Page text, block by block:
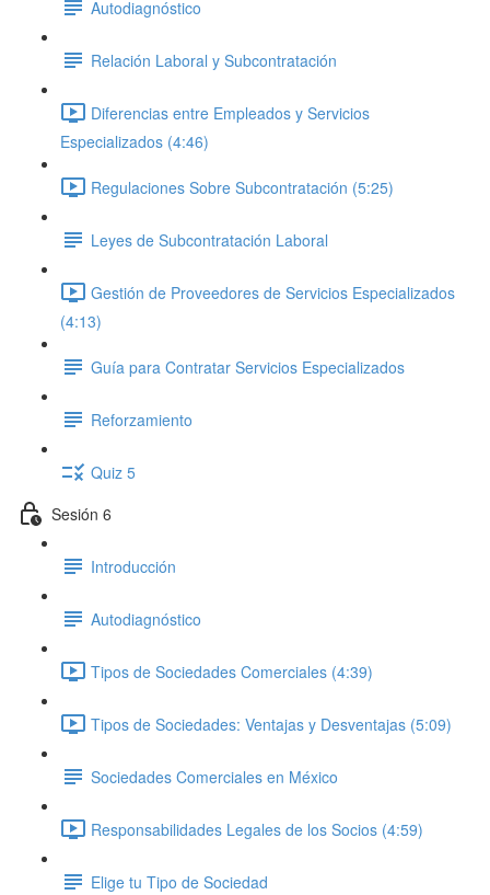
Autodiagnóstico
Relación Laboral y Subcontratación
Diferencias entre Empleados y Servicios
Especializados (4:46)
Regulaciones Sobre Subcontratación (5:25)
Leyes de Subcontratación Laboral
Gestión de Proveedores de Servicios Especializados
(4:13)
Guía para Contratar Servicios Especializados
Reforzamiento
Quiz 5
Sesión 6
Introducción
Autodiagnóstico
Tipos de Sociedades Comerciales (4:39)
Tipos de Sociedades: Ventajas y Desventajas (5:09)
Sociedades Comerciales en México
Responsabilidades Legales de los Socios (4:59)
Elige tu Tipo de Sociedad